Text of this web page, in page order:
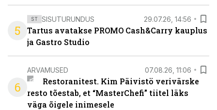
5
ST SISUTURUNDUS 29.07.26, 14:56
Tartus avatakse PROMO Cash&Carry kauplus
ja Gastro Studio
6
ARVAMUSED 07.08.26, 11:06
Restoranitest. Kim Päivistö verivärske
resto tõestab, et “MasterChefi” tiitel läks
väga õigele inimesele